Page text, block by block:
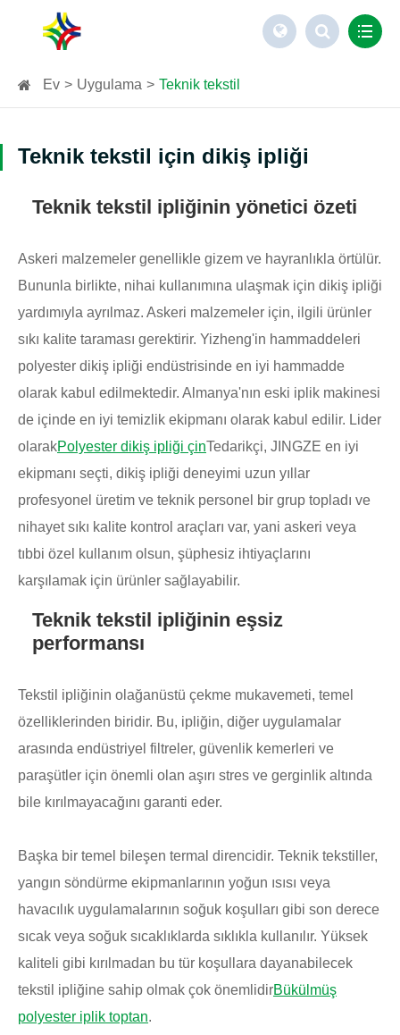
Ev Uygulama Teknik tekstil
Teknik tekstil için dikiş ipliği
Teknik tekstil ipliğinin yönetici özeti
Askeri malzemeler genellikle gizem ve hayranlıkla örtülür.
Bununla birlikte, nihai kullanımına ulaşmak için dikiş ipliği
yardımıyla ayrılmaz. Askeri malzemeler için, ilgili ürünler
sıkı kalite taraması gerektirir. Yizheng'in hammaddeleri
polyester dikiş ipliği endüstrisinde en iyi hammadde
olarak kabul edilmektedir. Almanya'nın eski iplik makinesi
de içinde en iyi temizlik ekipmanı olarak kabul edilir. Lider
olarakPolyester dikiş ipliği çinTedarikçi, JINGZE en iyi
ekipmanı seçti, dikiş ipliği deneyimi uzun yıllar
profesyonel üretim ve teknik personel bir grup topladı ve
nihayet sıkı kalite kontrol araçları var, yani askeri veya
tıbbi özel kullanım olsun, şüphesiz ihtiyaçlarını
karşılamak için ürünler sağlayabilir.
Teknik tekstil ipliğinin eşsiz
performansı
Tekstil ipliğinin olağanüstü çekme mukavemeti, temel
özelliklerinden biridir. Bu, ipliğin, diğer uygulamalar
arasında endüstriyel filtreler, güvenlik kemerleri ve
paraşütler için önemli olan aşırı stres ve gerginlik altında
bile kırılmayacağını garanti eder.
Başka bir temel bileşen termal direncidir. Teknik tekstiller,
yangın söndürme ekipmanlarının yoğun ısısı veya
havacılık uygulamalarının soğuk koşulları gibi son derece
sıcak veya soğuk sıcaklıklarda sıklıkla kullanılır. Yüksek
kaliteli gibi kırılmadan bu tür koşullara dayanabilecek
tekstil ipliğine sahip olmak çok önemlidirBükülmüş
polyester iplik toptan.